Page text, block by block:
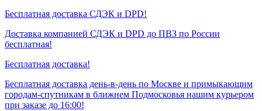
Бесплатная доставка СДЭК и DPD!
Доставка компанией СДЭК и DPD до ПВЗ по России
бесплатная!
Бесплатная доставка!
Бесплатная доставка день-в-день по Москве и примыкающим
городам-спутникам в ближнем Подмосковья нашим курьером
при заказе до 16:00!